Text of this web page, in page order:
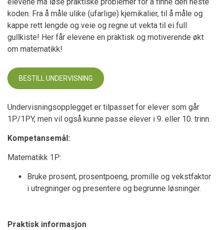
koden. Fra å måle ulike (ufarlige) kjemikalier, til å måle og
kappe rett lengde og veie og regne ut vekta til ei full
gullkiste! Her får elevene en praktisk og motiverende økt
om matematikk!
BESTILL UNDERVISNING
Undervisningsopplegget er tilpasset for elever som går
1P/1PY, men vil også kunne passe elever i 9. eller 10. trinn.
Kompetansemål:
Matematikk 1P:
Bruke prosent, prosentpoeng, promille og vekstfaktor
i utregninger og presentere og begrunne løsninger.
Praktisk informasjon